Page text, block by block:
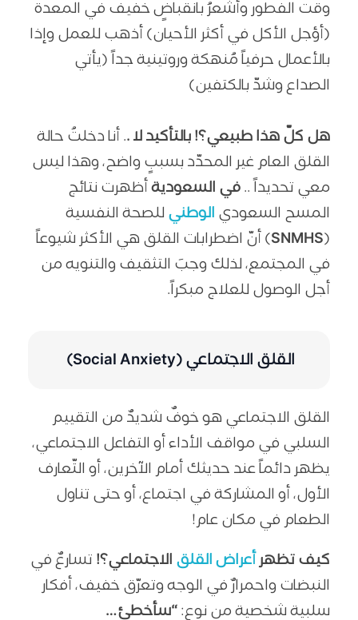
وقت الفطور وأشعرُ بانقباضٍ خفيف في المعدة
(أؤجل الأكل في أكثر الأحيان) أذهب للعمل وإذا
بالأعمال حرفياً مُنهكة وروتينية جداً (يأتي
الصداع وشدّ بالكتفين)
هل كلّ هذا طبيعي؟! بالتأكيد لا .. أنا دخلتُ حالة
القلق العام غير المحدّد بسببٍ واضح، وهذا ليس
معي تحديداً .. في السعودية أظهرت نتائج
المسح السعودي
الوطني للصحة النفسية
(
SNMHS) أنّ اضطرابات القلق هي الأكثر شيوعاً
في المجتمع، لذلك وجبَ التثقيف والتنويه من
أجل الوصول للعلاج مبكراً.
القلق الاجتماعي (Social Anxiety)
القلق الاجتماعي هو خوفٌ شديدٌ من التقييم
السلبي في مواقف الأداء أو التفاعل الاجتماعي،
يظهر دائماً عند حديثك أمام الآخرين، أو التّعارف
الأول، أو المشاركة في اجتماع، أو حتى تناول
الطعام في مكان عام!
كيف تظهر أعراض القلق الاجتماعي؟! تسارعٌ في
النبضات واحمرارٌ في الوجه وتعرّق خفيف، أفكار
سلبية شخصية من نوع: “سأخطئ…